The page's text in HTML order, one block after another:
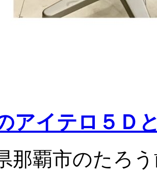
アイテロ５Ｄ
那覇市のたろ